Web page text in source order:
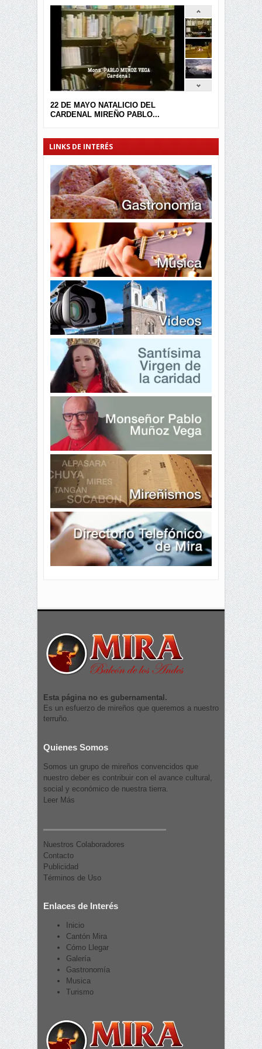
22 DE MAYO NATALICIO DEL
CARDENAL MIREÑO PABLO...
LINKS DE INTERÉS
Esta página no es gubernamental.
Es un esfuerzo de mireños que queremos a nuestro
terruño.
Quienes Somos
Somos un grupo de mireños convencidos que
nuestro deber es contribuir con el avance cultural,
social y económico de nuestra tierra.
Leer Más
Nuestros Colaboradores
Contacto
Publicidad
Términos de Uso
Enlaces de Interés
Inicio
Cantón Mira
Cómo Llegar
Galería
Gastronomía
Musica
Turismo